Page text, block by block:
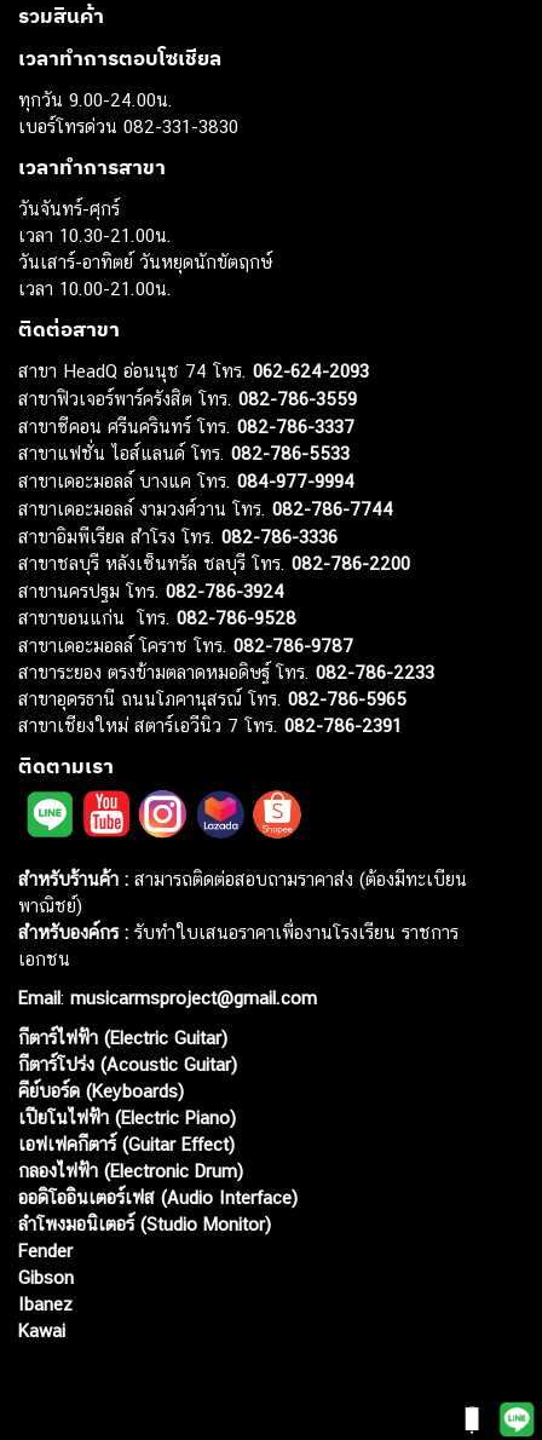
รวมสินค้า
เวลาทำการตอบโซเชียล
ทุกวัน 9.00-24.00น.
เบอร์โทรด่วน 082-331-3830
เวลาทำการสาขา
วันจันทร์-ศุกร์
เวลา 10.30-21.00น.
วันเสาร์-อาทิตย์ วันหยุดนักขัตฤกษ์
เวลา 10.00-21.00น.
ติดต่อสาขา
สาขา HeadQ อ่อนนุช 74 โทร. 062-624-2093
สาขาฟิวเจอร์พาร์ครังสิต โทร. 082-786-3559
สาขาซีคอน ศรีนครินทร์ โทร. 082-786-3337
สาขาแฟชั่น ไอส์แลนด์ โทร. 082-786-5533
สาขาเดอะมอลล์ บางแค โทร. 084-977-9994
สาขาเดอะมอลล์ งามวงศ์วาน โทร. 082-786-7744
สาขาอิมพีเรียล สำโรง โทร. 082-786-3336
สาขาชลบุรี หลังเซ็นทรัล ชลบุรี โทร. 082-786-2200
สาขานครปฐม โทร. 082-786-3924
สาขาขอนแก่น โทร. 082-786-9528
สาขาเดอะมอลล์ โคราช โทร. 082-786-9787
สาขาระยอง ตรงข้ามตลาดหมอดิษฐ์ โทร. 082-786-2233
สาขาอุดรธานี ถนนโภคานุสรณ์ โทร. 082-786-5965
สาขาเชียงใหม่ สตาร์เอวีนิว 7 โทร. 082-786-2391
ติดตามเรา
สำหรับร้านค้า : สามารถติดต่อสอบถามราคาส่ง (ต้องมีทะเบียน
พาณิชย์)
สำหรับองค์กร : รับทำใบเสนอราคาเพื่องานโรงเรียน ราชการ
เอกชน
Email: musicarmsproject@gmail.com
กีตาร์ไฟฟ้า (Electric Guitar)
กีตาร์โปร่ง (Acoustic Guitar)
คีย์บอร์ด (Keyboards)
เปียโนไฟฟ้า (Electric Piano)
เอฟเฟคกีตาร์ (Guitar Effect)
กลองไฟฟ้า (Electronic Drum)
ออดิโออินเตอร์เฟส (Audio Interface)
ลำโพงมอนิเตอร์ (Studio Monitor)
Fender
Gibson
Ibanez
Kawai